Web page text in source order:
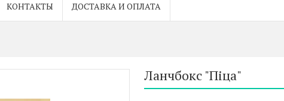
КОНТАКТЫ ДОСТАВКА И ОПЛАТА
Ланчбокс "Піца"